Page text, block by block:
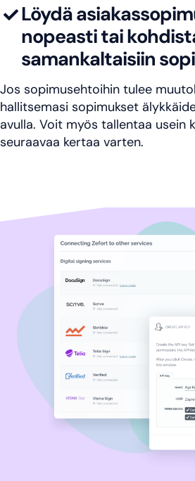
Löydä
nopeasti tai
samankaltaisiin
Jos sopimusehtoihin tulee
hallitsemasi sopimukset
avulla. Voit myös tallentaa usein
seuraavaa kertaa varten.